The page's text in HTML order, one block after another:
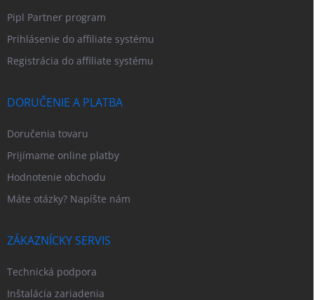
Pipl Partner program
Prihlásenie do affiliate systému
Registrácia do affiliate systému
DORUČENIE A PLATBA
Doručenia tovaru
Prijímame online platby
Hodnotenie obchodu
Máte otázky? Napíšte nám
ZÁKAZNÍCKY SERVIS
Technická podpora
Inštalácia zariadenia